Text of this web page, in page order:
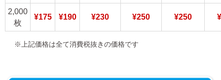
2,000
枚
¥175 ¥190 ¥230 ¥250 ¥250
※上記価格は全て消費税抜きの価格です